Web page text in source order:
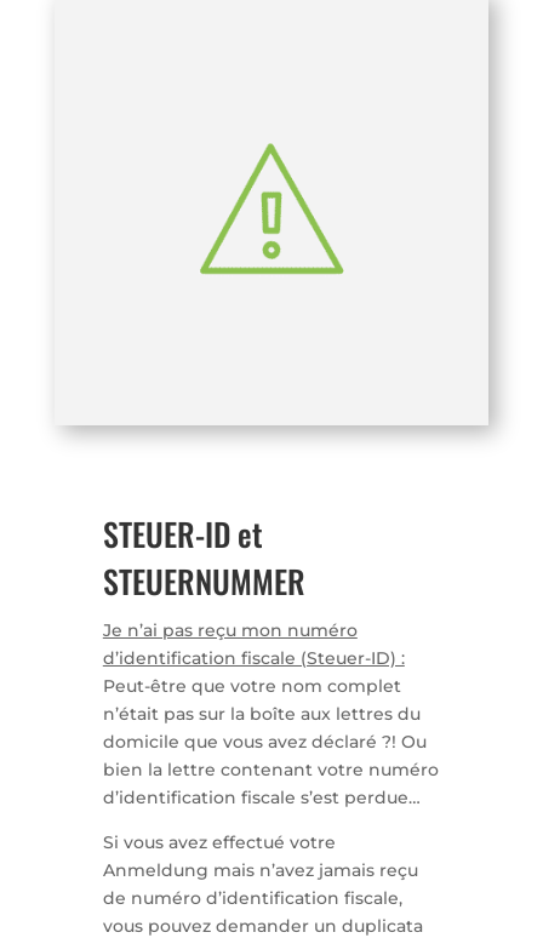
STEUER-ID et
STEUERNUMMER
Je n’ai pas reçu mon numéro
d’identification fiscale (Steuer-ID) :
Peut-être que votre nom complet
n’était pas sur la boîte aux lettres du
domicile que vous avez déclaré ?! Ou
bien la lettre contenant votre numéro
d’identification fiscale s’est perdue…
Si vous avez effectué votre
Anmeldung mais n’avez jamais reçu
de numéro d’identification fiscale,
vous pouvez demander un duplicata